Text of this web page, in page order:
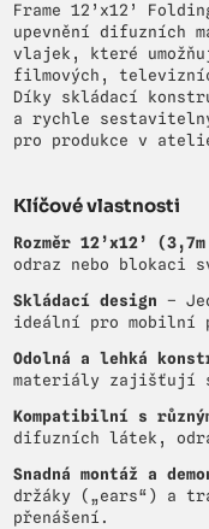
Frame 12’x12’
upevnění difuzních
vlajek, které
filmových,
Díky skládací
a rychle
pro produkce v
Klíčové vlastnosti
Rozměr 12’x12’
odraz nebo blokaci
Skládací design –
ideální pro mobilní
Odolná a lehká
materiály zajišťují
Kompatibilní s
difuzních látek,
Snadná montáž a
držáky („ears“) a
přenášení.